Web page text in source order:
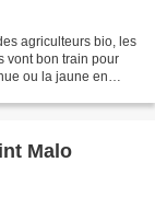
agriculteurs bio, les
vont bon train pour
ou la jaune en
Malo